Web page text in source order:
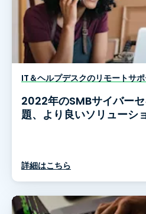
IT＆ヘルプデスクのリモートサポ
2022年のSMBサイバー
題、より良いソリューシ
詳細はこちら